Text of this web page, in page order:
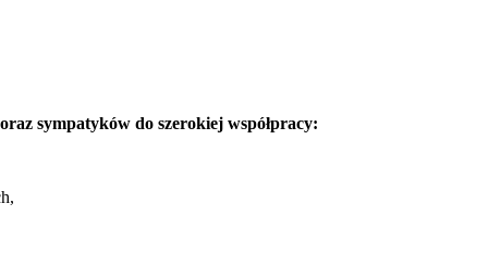
sympatyków do szerokiej współpracy: